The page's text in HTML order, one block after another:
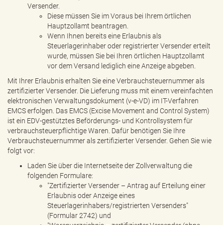
Versender.
Diese müssen Sie im Voraus bei Ihrem örtlichen
Hauptzollamt beantragen.
Wenn Ihnen bereits eine Erlaubnis als
Steuerlagerinhaber oder registrierter Versender erteilt
wurde, müssen Sie bei Ihren örtlichen Hauptzollamt
vor dem Versand lediglich eine Anzeige abgeben.
Mit Ihrer Erlaubnis erhalten Sie eine Verbrauchsteuernummer als
zertifizierter Versender. Die Lieferung muss mit einem vereinfachten
elektronischen Verwaltungsdokument (v-e-VD) im IT-Verfahren
EMCS erfolgen. Das EMCS (Excise Movement and Control System)
ist ein EDV-gestütztes Beförderungs- und Kontrollsystem für
verbrauchsteuerpflichtige Waren. Dafür benötigen Sie Ihre
Verbrauchsteuernummer als zertifizierter Versender. Gehen Sie wie
folgt vor:
Laden Sie über die Internetseite der Zollverwaltung die
folgenden Formulare:
"Zertifizierter Versender – Antrag auf Erteilung einer
Erlaubnis oder Anzeige eines
Steuerlagerinhabers/registrierten Versenders"
(Formular 2742) und